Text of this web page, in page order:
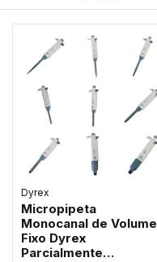
Dyrex
Micropipeta
Monocanal de Volume
Fixo Dyrex
Parcialmente